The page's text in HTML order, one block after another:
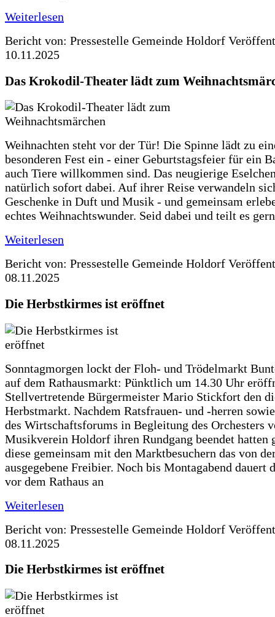
Weiterlesen
Bericht von: Pressestelle Gemeinde Holdorf
10.11.2025
Das Krokodil-Theater lädt zum
Weihnachten steht vor der Tür! Die Spinne lädt zu
besonderen Fest ein - einer Geburtstagsfeier für ein
auch Tiere willkommen sind. Das neugierige
natürlich sofort dabei. Auf ihrer Reise verwandeln
Geschenke in Duft und Musik - und gemeinsam
echtes Weihnachtswunder. Seid dabei und teilt es
Weiterlesen
Bericht von: Pressestelle Gemeinde Holdorf
08.11.2025
Die Herbstkirmes ist eröffnet
Sonntagmorgen lockt der Floh- und Trödelmarkt
auf dem Rathausmarkt: Pünktlich um 14.30 Uhr
Stellvertretende Bürgermeister Mario Stickfort den
Herbstmarkt. Nachdem Ratsfrauen- und -herren
des Wirtschaftsforums in Begleitung des Orchesters
Musikverein Holdorf ihren Rundgang beendet hatten
diese gemeinsam mit den Marktbesuchern das von
ausgegebene Freibier. Noch bis Montagabend dauert
vor dem Rathaus an
Weiterlesen
Bericht von: Pressestelle Gemeinde Holdorf
08.11.2025
Die Herbstkirmes ist eröffnet